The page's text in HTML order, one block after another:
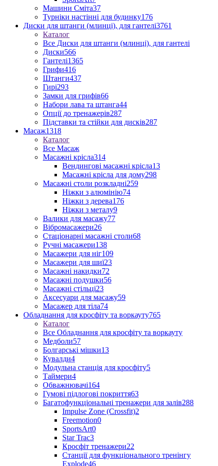
Машини Сміта37
Турніки настінні для будинку176
Диски для штанги (млинці), для гантелі3761
Каталог
Все Диски для штанги (млинці), для гантелі
Диски566
Гантелі1365
Грифи416
Штанги437
Гирі293
Замки для грифів66
Набори лава та штанга44
Опції до тренажерів287
Підставки та стійки для дисків287
Масаж1318
Каталог
Все Масаж
Масажні крісла314
Вендингові масажні крісла13
Масажні крісла для дому298
Масажні столи розкладні259
Ніжки з алюмінію74
Ніжки з дерева176
Ніжки з металу9
Валики для масажу77
Вібромасажери26
Стаціонарні масажні столи68
Ручні масажери138
Масажери для ніг109
Масажери для шиї23
Масажні накидки72
Масажні подушки56
Масажні стільці23
Аксесуари для масажу59
Масажер для тіла74
Обладнання для кросфіту та воркауту765
Каталог
Все Обладнання для кросфіту та воркауту
Медболи57
Болгарські мішки13
Кувалди4
Модульна станція для кросфіту5
Таймери4
Обважнювачі164
Гумові підлогові покриття63
Багатофункціональні тренажери для залів288
Impulse Zone (Crossfit)2
Freemotion0
SportsArt0
Star Trac3
Кросфіт тренажери22
Станції для функціонального тренінгу
Explode46